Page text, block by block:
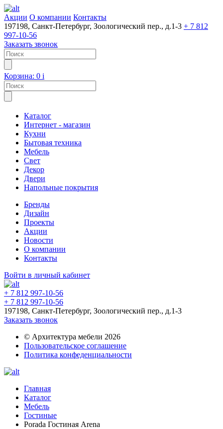
Акции О компании Контакты
197198, Санкт-Петербург, Зоологический пер., д.1-3 + 7 812
997-10-56
Заказать звонок
Корзина: 0 i
Каталог
Интернет - магазин
Кухни
Бытовая техника
Мебель
Свет
Декор
Двери
Напольные покрытия
Бренды
Дизайн
Проекты
Акции
Новости
О компании
Контакты
Войти в личный кабинет
+ 7 812 997-10-56
+ 7 812 997-10-56
197198, Санкт-Петербург, Зоологический пер., д.1-3
Заказать звонок
© Архитектура мебели 2026
Пользовательское соглашение
Политика конфеденциальности
Главная
Каталог
Мебель
Гостиные
Porada Гостиная Arena